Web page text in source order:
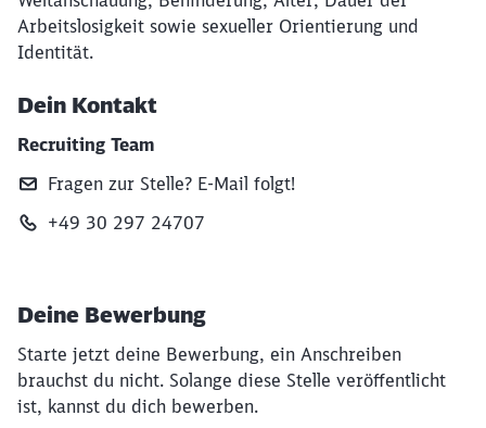
Arbeitslosigkeit sowie sexueller Orientierung und
Identität.
Dein Kontakt
Recruiting Team
Fragen zur Stelle? E‑Mail folgt!
+49 30 297 24707
Deine Bewerbung
Starte jetzt deine Bewerbung, ein Anschreiben
brauchst du nicht. Solange diese Stelle veröffentlicht
ist, kannst du dich bewerben.